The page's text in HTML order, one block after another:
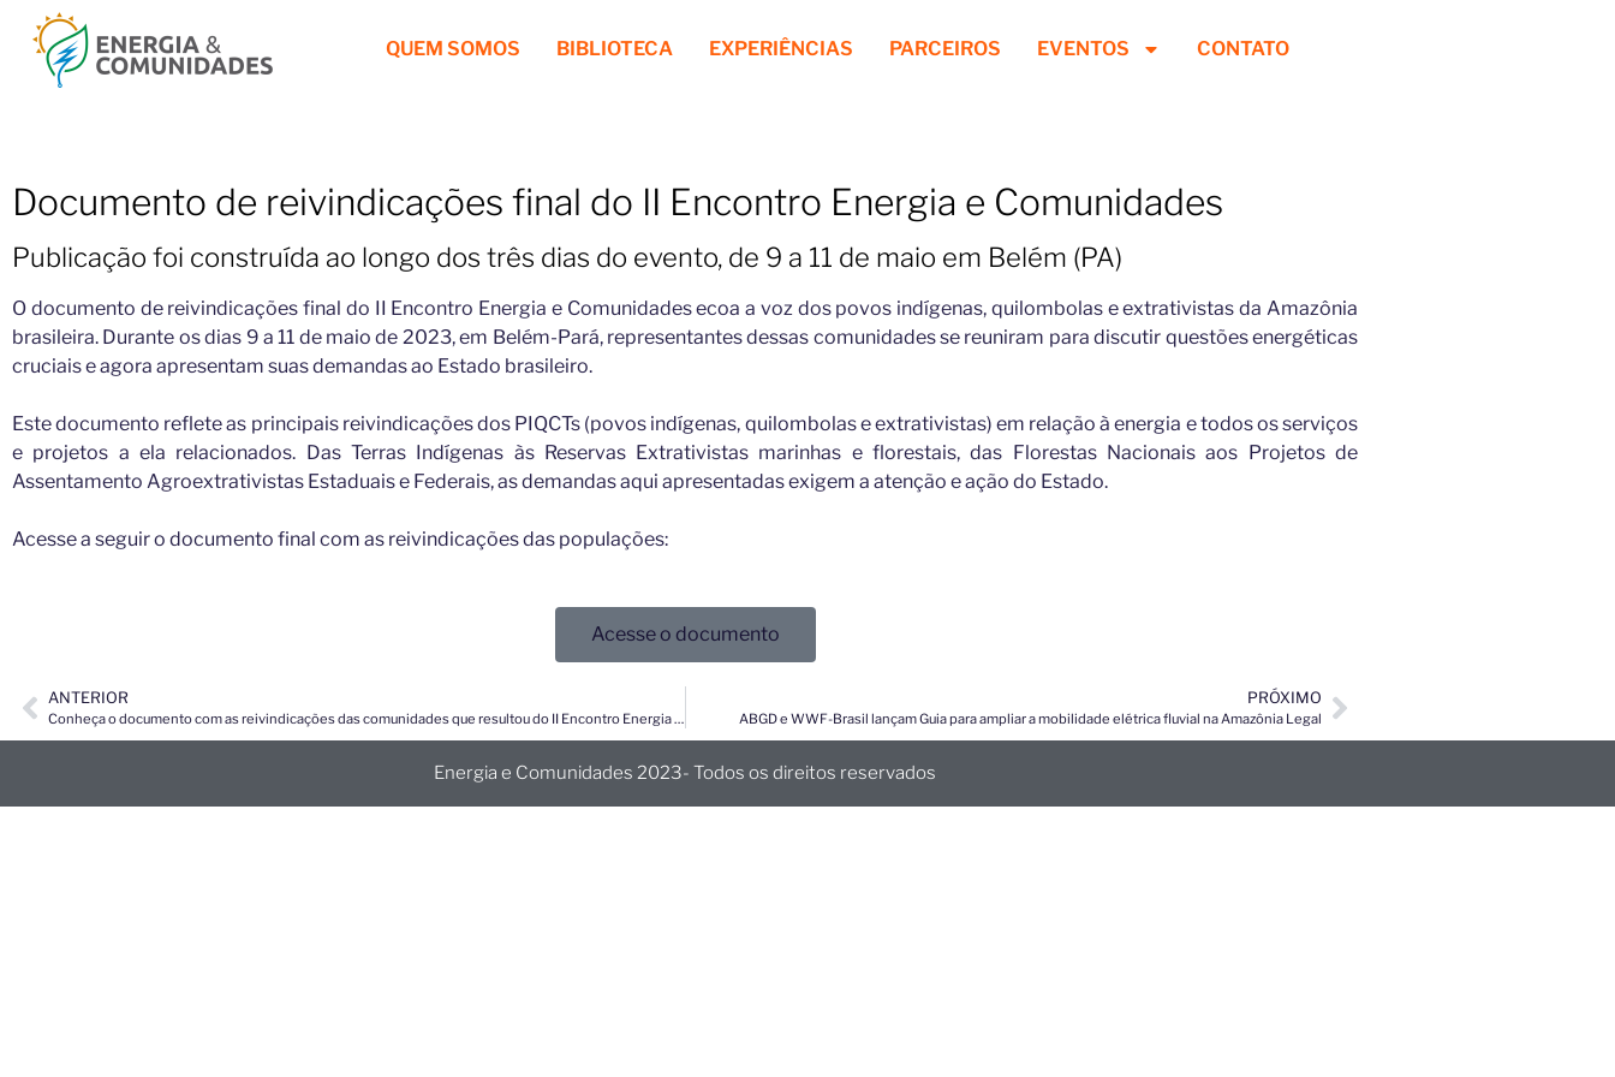
QUEM SOMOS BIBLIOTECA EXPERIÊNCIAS PARCEIROS EVENTOS CONTATO
Documento de reivindicações final do II Encontro Energia e Comunidades
Publicação foi construída ao longo dos três dias do evento, de 9 a 11 de maio em Belém (PA)
O documento de reivindicações final do II Encontro Energia e Comunidades ecoa a voz dos povos indígenas, quilombolas e extrativistas da Amazônia
brasileira. Durante os dias 9 a 11 de maio de 2023, em Belém-Pará, representantes dessas comunidades se reuniram para discutir questões energéticas
cruciais e agora apresentam suas demandas ao Estado brasileiro.
Este documento reflete as principais reivindicações dos PIQCTs (povos indígenas, quilombolas e extrativistas) em relação à energia e todos os serviços
e projetos a ela relacionados. Das Terras Indígenas às Reservas Extrativistas marinhas e florestais, das Florestas Nacionais aos Projetos de
Assentamento Agroextrativistas Estaduais e Federais, as demandas aqui apresentadas exigem a atenção e ação do Estado.
Acesse a seguir o documento final com as reivindicações das populações:
Acesse o documento
ANTERIOR
Conheça o documento com as reivindicações das comunidades que resultou do II Encontro Energia & Comunidades​
PRÓXIMO
ABGD e WWF-Brasil lançam Guia para ampliar a mobilidade elétrica fluvial na Amazônia Legal
Energia e Comunidades 2023- Todos os direitos reservados